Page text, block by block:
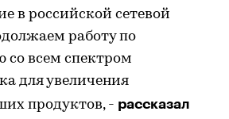
в российской сетевой
работу по
со всем спектром
для увеличения
продуктов, - рассказал